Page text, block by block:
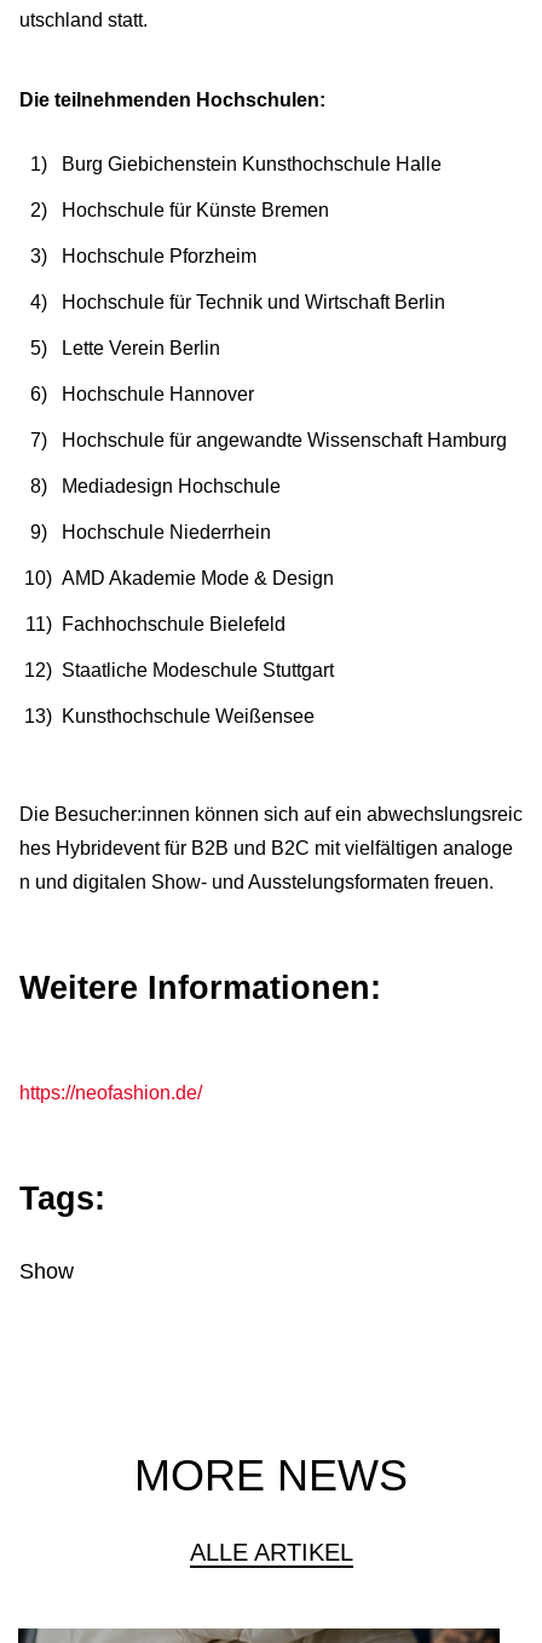
utschland statt.
Die teilnehmenden Hochschulen:
Burg Giebichenstein Kunsthochschule Halle
Hochschule für Künste Bremen
Hochschule Pforzheim
Hochschule für Technik und Wirtschaft Berlin
Lette Verein Berlin
Hochschule Hannover
Hochschule für angewandte Wissenschaft Hamburg
Mediadesign Hochschule
Hochschule Niederrhein
AMD Akademie Mode & Design
Fachhochschule Bielefeld
Staatliche Modeschule Stuttgart
Kunsthochschule Weißensee
Die Besucher:innen können sich auf ein abwechslungsreic
hes Hybridevent für B2B und B2C mit vielfältigen analoge
n und digitalen Show- und Ausstelungsformaten freuen.
Weitere Informationen:
https://neofashion.de/
Tags:
Show
MORE NEWS
ALLE ARTIKEL